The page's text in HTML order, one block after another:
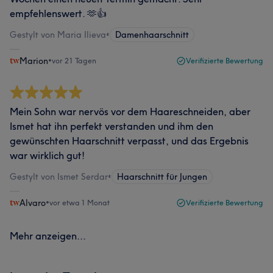
empfehlenswert. 🫶👍
Gestylt von Maria Ilieva• Damenhaarschnitt
Marion•vor 21 Tagen Verifizierte Bewertung
Mein Sohn war nervös vor dem Haareschneiden, aber
Ismet hat ihn perfekt verstanden und ihm den
gewünschten Haarschnitt verpasst, und das Ergebnis
war wirklich gut!
Gestylt von Ismet Serdar• Haarschnitt für Jungen
Alvaro•vor etwa 1 Monat Verifizierte Bewertung
Mehr anzeigen...